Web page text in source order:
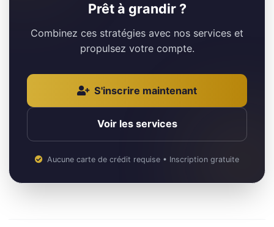
Prêt à grandir ?
Combinez ces stratégies avec nos services et
propulsez votre compte.
S'inscrire maintenant
Voir les services
Aucune carte de crédit requise • Inscription gratuite